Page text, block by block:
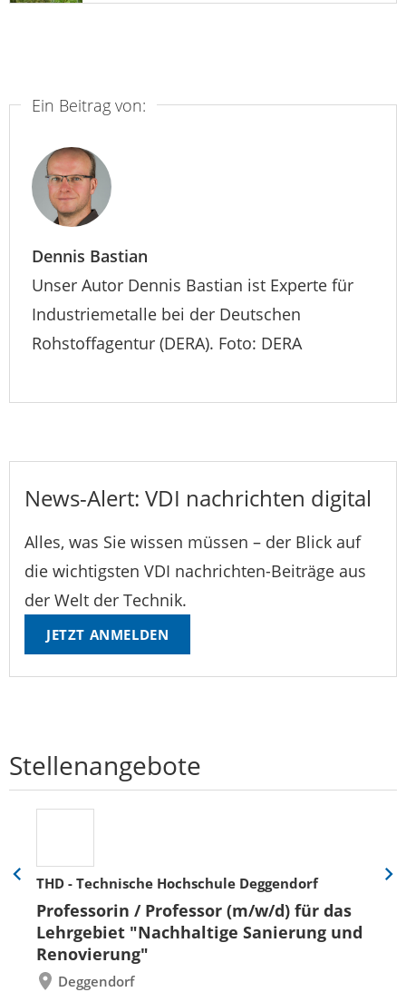
Ein Beitrag von:
Dennis Bastian
Unser Autor Dennis Bastian ist Experte für
Industriemetalle bei der Deutschen
Rohstoffagentur (DERA). Foto: DERA
News-Alert: VDI nachrichten digital
Alles, was Sie wissen müssen – der Blick auf
die wichtigsten VDI nachrichten-Beiträge aus
der Welt der Technik.
JETZT ANMELDEN
Stellenangebote
THD - Technische Hochschule Deggendorf
Professorin / Professor (m/w/d) für das
Lehrgebiet "Nachhaltige Sanierung und
Renovierung"
Deggendorf
Eine
zurück
Eine